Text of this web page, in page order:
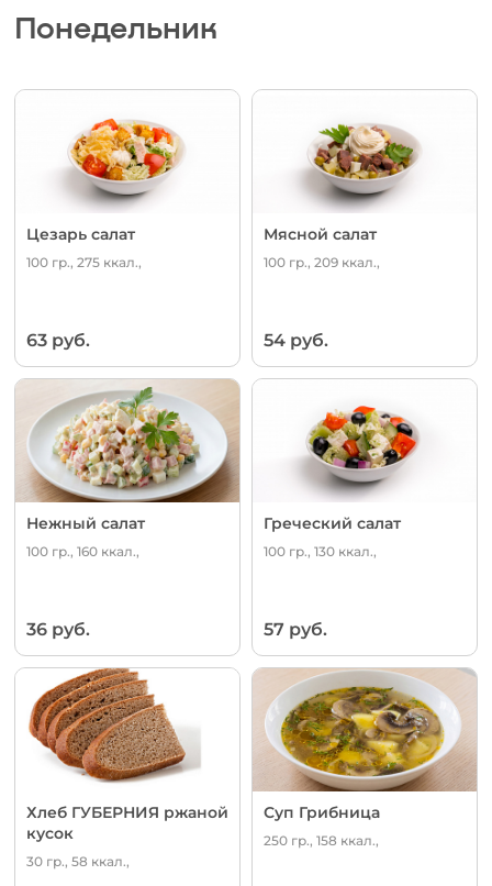
Понедельник
Цезарь салат
100 гр., 275 ккал.,
63 руб.
Мясной салат
100 гр., 209 ккал.,
54 руб.
Нежный салат
100 гр., 160 ккал.,
36 руб.
Греческий салат
100 гр., 130 ккал.,
57 руб.
Хлеб ГУБЕРНИЯ ржаной
кусок
30 гр., 58 ккал.,
Суп Грибница
250 гр., 158 ккал.,